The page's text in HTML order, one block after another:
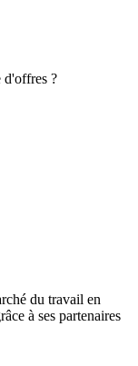
d'offres ?
du travail en
à ses partenaires